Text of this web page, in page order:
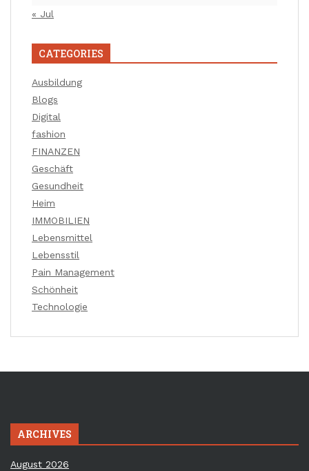
« Jul
CATEGORIES
Ausbildung
Blogs
Digital
fashion
FINANZEN
Geschäft
Gesundheit
Heim
IMMOBILIEN
Lebensmittel
Lebensstil
Pain Management
Schönheit
Technologie
ARCHIVES
August 2026